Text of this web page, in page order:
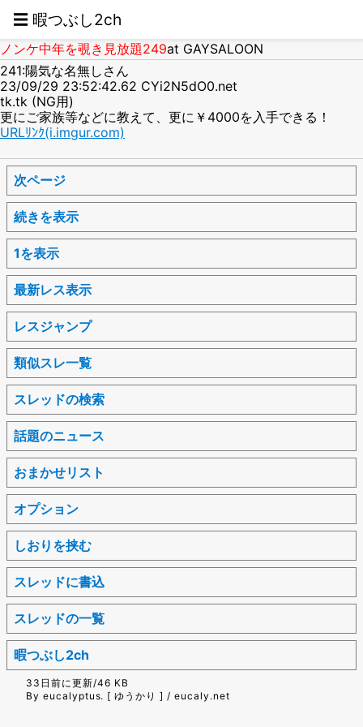
☰ 暇つぶし2ch
ノンケ中年を覗き見放題249at GAYSALOON
241:陽気な名無しさん
23/09/29 23:52:42.62 CYi2N5dO0.net
tk.tk (NG用)
更にご家族等などに教えて、更に￥4000を入手できる！
URLﾘﾝｸ(i.imgur.com)
次ページ
続きを表示
1を表示
最新レス表示
レスジャンプ
類似スレ一覧
スレッドの検索
話題のニュース
おまかせリスト
オプション
しおりを挟む
スレッドに書込
スレッドの一覧
暇つぶし2ch
33日前に更新/46 KB
By eucalyptus. [ ゆうかり ] / eucaly.net